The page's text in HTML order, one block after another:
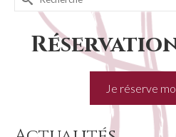
Je réserve